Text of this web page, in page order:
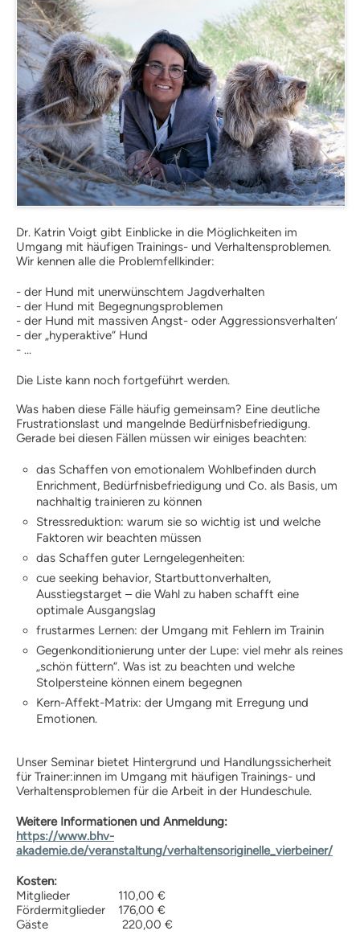
Downloads
Partner
Multimedia
Audios: BHV Podcast
Videos: Online-Diskussionsrunden
BHV Service UG
BHV-Service UG
Hinweise zum Datenschutz
HundetrainerWeiterbildung und Beruf
Nachrichten
Weiterbildung
Hundetrainer als Beruf
IHK-Zertifikat
Anmeldung |
Voraussetzungen
Kosten
Praxisangebote
Praxisbetriebe
Geschichte
Tiergestützte Intervention (IHK)
Praxisbetriebe
Audios: BHV Podcast
Videos: Online-Diskussionsrunden
Service
Downloads für Hundetrainer
Hundetrainer werden im BHV
Neuigkeiten
Bekanntmachungen
Archiv
Mitgliederbetriebe
HundehalterWissen und Ausbildung
Hundeschule finden
Hundeschulen-Verzeichnis
Ausbildung Hund +
Halter
Anerkennung |
Vergünstigungen
Lern-Ressourcen
Prüfungsaufgaben Praxisteil
Infos für Veranstalter
Prüfungstermine
Dr. Katrin Voigt gibt Einblicke in die Möglichkeiten im
Umgang mit häufigen Trainings- und Verhaltensproblemen.
Wir kennen alle die Problemfellkinder:
- der Hund mit unerwünschtem Jagdverhalten
- der Hund mit Begegnungsproblemen
- der Hund mit massiven Angst- oder Aggressionsverhalten‘
- der „hyperaktive“ Hund
- ...
Die Liste kann noch fortgeführt werden.
Was haben diese Fälle häufig gemeinsam? Eine deutliche
Frustrationslast und mangelnde Bedürfnisbefriedigung.
Gerade bei diesen Fällen müssen wir einiges beachten:
das Schaffen von emotionalem Wohlbefinden durch
Enrichment, Bedürfnisbefriedigung und Co. als Basis, um
nachhaltig trainieren zu können
Stressreduktion: warum sie so wichtig ist und welche
Faktoren wir beachten müssen
das Schaffen guter Lerngelegenheiten:
cue seeking behavior, Startbuttonverhalten,
Ausstiegstarget – die Wahl zu haben schafft eine
optimale Ausgangslag
frustarmes Lernen: der Umgang mit Fehlern im Trainin
Gegenkonditionierung unter der Lupe: viel mehr als reines
„schön füttern“. Was ist zu beachten und welche
Stolpersteine können einem begegnen
Kern-Affekt-Matrix: der Umgang mit Erregung und
Emotionen.
Unser Seminar bietet Hintergrund und Handlungssicherheit
für Trainer:innen im Umgang mit häufigen Trainings- und
Verhaltensproblemen für die Arbeit in der Hundeschule.
Weitere Informationen und Anmeldung:
https://www.bhv-
akademie.de/veranstaltung/verhaltensoriginelle_vierbeiner/
Kosten:
Mitglieder 110,00 €
Fördermitglieder 176,00 €
Gäste 220,00 €